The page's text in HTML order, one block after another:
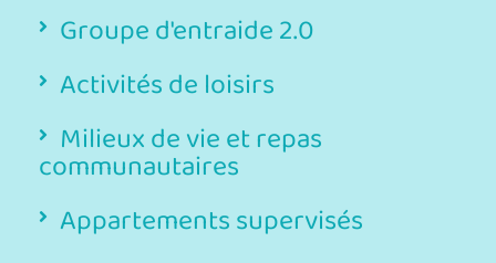
Groupe d'entraide 2.0
Activités de loisirs
Milieux de vie et repas
communautaires
Appartements supervisés